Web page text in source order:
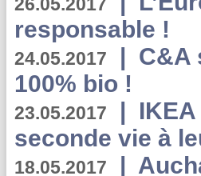
responsable !
24.05.2017 | C&A
100% bio !
23.05.2017 |
seconde vie à
18.05.2017 |